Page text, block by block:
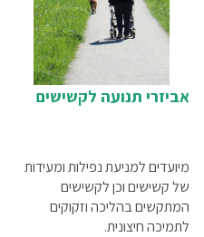
אביזרי תנועה לקשישים
מיועדים למניעת נפילות ומעידות
של קשישים וכן לקשישים
המתקשים בהליכה וזקוקים
לתמיכה חיצונית.